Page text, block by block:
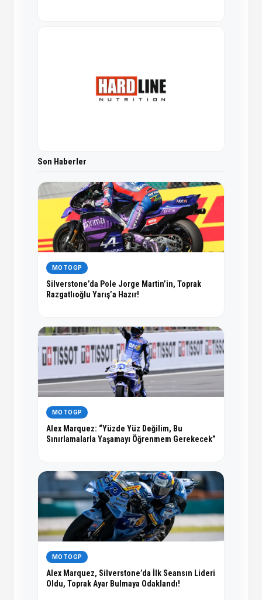
Son Haberler
MOTOGP
Silverstone’da Pole Jorge Martin’in, Toprak
Razgatlıoğlu Yarış’a Hazır!
MOTOGP
Alex Marquez: “Yüzde Yüz Değilim, Bu
Sınırlamalarla Yaşamayı Öğrenmem Gerekecek”
MOTOGP
Alex Marquez, Silverstone’da İlk Seansın Lideri
Oldu, Toprak Ayar Bulmaya Odaklandı!